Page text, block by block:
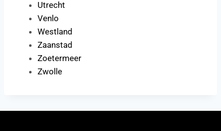
Utrecht
Venlo
Westland
Zaanstad
Zoetermeer
Zwolle